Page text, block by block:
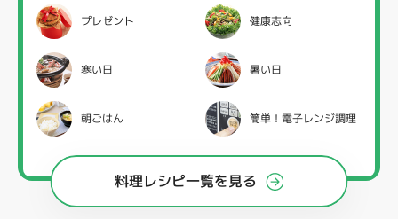
プレゼント 健康志向
寒い日 暑い日
朝ごはん 簡単！電子レンジ調理
料理レシピ一覧を見る